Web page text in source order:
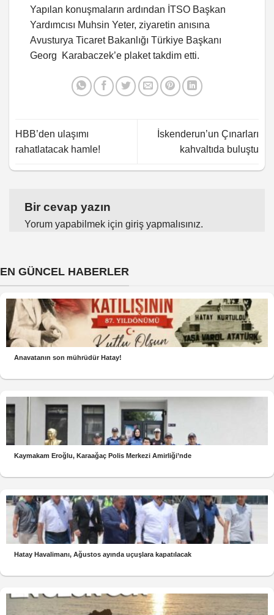
Yapılan konuşmaların ardından İTSO Başkan
Yardımcısı Muhsin Yeter, ziyaretin anısına
Avusturya Ticaret Bakanlığı Türkiye Başkanı
Georg Karabaczek’e plaket takdim etti.
HBB’den ulaşımı
rahatlatacak hamle!
İskenderun’un Çınarları
kahvaltıda buluştu
Bir cevap yazın
Yorum yapabilmek için giriş yapmalısınız.
EN GÜNCEL HABERLER
Anavatanın son mührüdür Hatay!
Kaymakam Eroğlu, Karaağaç Polis Merkezi Amirliği’nde
Hatay Havalimanı, Ağustos ayında uçuşlara kapatılacak